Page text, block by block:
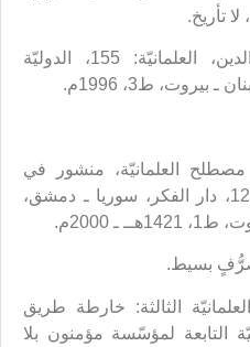
تأريخ.
([14]) محمد مهدي شمس الدين، العلمانيّة: 155، الدوليّة
ط3، 1996م.
مصطلح العلمانيّة، منشور في
كتاب العلمانيّة تحت المجهر: 121، دار الفكر، سوريا ـ دمشق،
ـ 2000م.
الثالثة: خارطة طريق
التابعة لمؤسّسة مؤمنون بلا